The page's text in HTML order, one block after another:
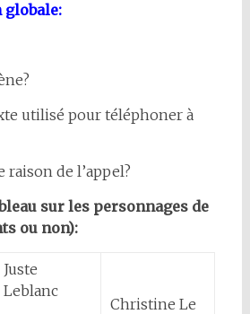
globale:
utilisé pour téléphoner à
raison de l’appel?
sur les personnages de
ou non):
Juste
Leblanc
Christine Le